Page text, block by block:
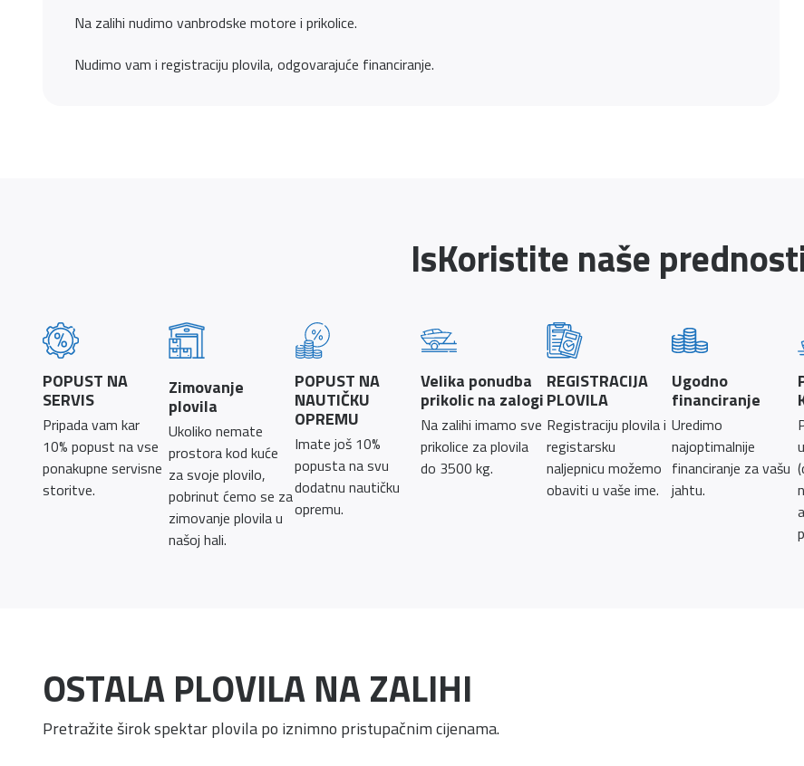
Na zalihi nudimo vanbrodske motore i prikolice.
Nudimo vam i registraciju plovila, odgovarajuće financiranje.
IsKoristite naše
POPUST NA
SERVIS
Pripada vam kar
10% popust na vse
ponakupne servisne
storitve.
Zimovanje
plovila
Ukoliko nemate
prostora kod kuće
za svoje plovilo,
pobrinut ćemo se za
zimovanje plovila u
našoj hali.
POPUST NA
NAUTIČKU
OPREMU
Imate još 10%
popusta na svu
dodatnu nautičku
opremu.
Velika ponudba
prikolic na zalogi
Na zalihi imamo sve
prikolice za plovila
do 3500 kg.
REGISTRACIJA
PLOVILA
Registraciju plovila i
registarsku
naljepnicu možemo
obaviti u vaše ime.
Ugodno
financiranje
Uredimo
najoptimalnije
financiranje za vašu
jahtu.
OSTALA PLOVILA NA ZALIHI
Pretražite širok spektar plovila po iznimno pristupačnim cijenama.